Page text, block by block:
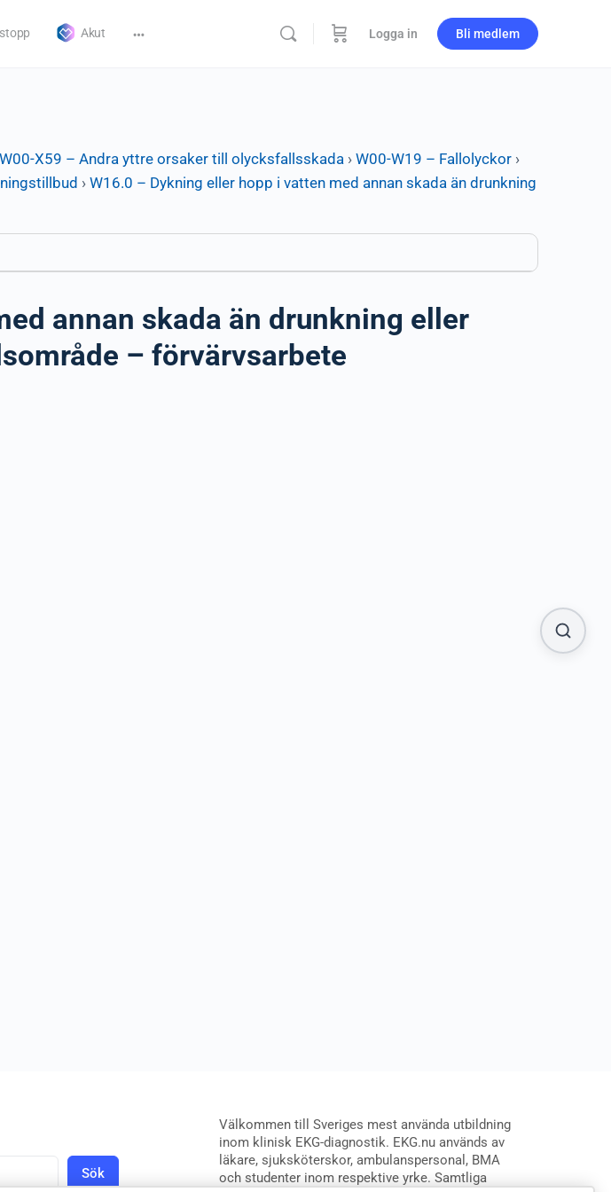
Akut Logga in Bli medlem
W00-X59 – Andra yttre orsaker till olycksfallsskada › W00-W19 – Fallolyckor ›
› W16.0 – Dykning eller hopp i vatten med annan skada än drunkning
annan skada än drunkning eller
– förvärvsarbete
Sök
Välkommen till Sveriges mest använda utbildning
inom klinisk EKG-diagnostik. EKG.nu används av
läkare, sjuksköterskor, ambulanspersonal, BMA
och studenter inom respektive yrke. Samtliga